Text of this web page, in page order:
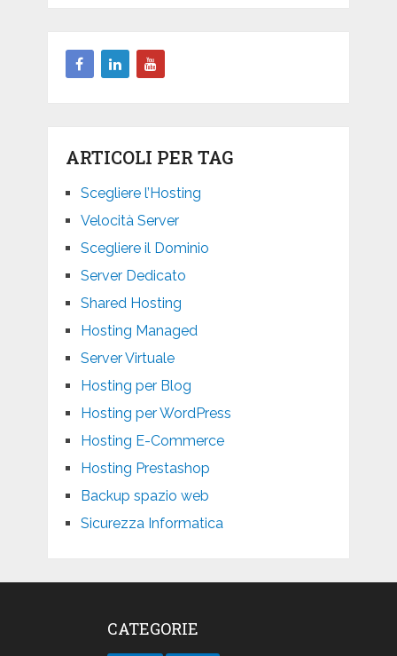
ARTICOLI PER TAG
Scegliere l’Hosting
Velocità Server
Scegliere il Dominio
Server Dedicato
Shared Hosting
Hosting Managed
Server Virtuale
Hosting per Blog
Hosting per WordPress
Hosting E-Commerce
Hosting Prestashop
Backup spazio web
Sicurezza Informatica
CATEGORIE